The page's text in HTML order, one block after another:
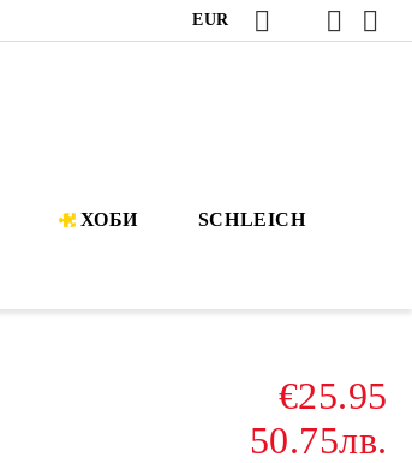
EUR
ХОБИ SCHLEICH
€25.95
50.75лв.